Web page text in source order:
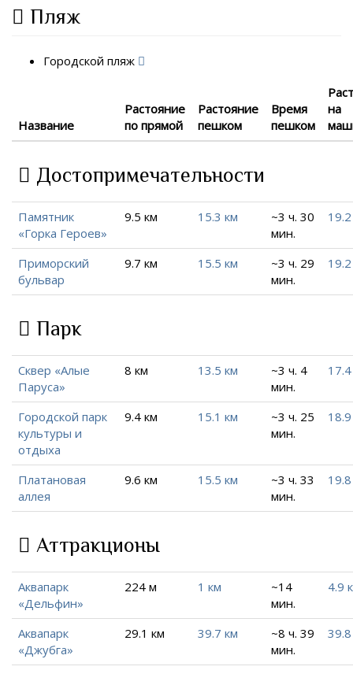
Пляж
Городской пляж
Название
Растояние
по прямой
Растояние
пешком
Время
пешком
на
Достопримечательности
Памятник
«Горка Героев»
9.5 км 15.3 км
~3 ч. 30
мин.
Приморский
бульвар
9.7 км 15.5 км
~3 ч. 29
мин.
Парк
Сквер «Алые
Паруса»
8 км 13.5 км
~3 ч. 4
мин.
Городской парк
культуры и
отдыха
9.4 км 15.1 км
~3 ч. 25
мин.
Платановая
аллея
9.6 км 15.5 км
~3 ч. 33
мин.
Аттракционы
Аквапарк
«Дельфин»
224 м 1 км
~14
мин.
4.9
Аквапарк
«Джубга»
29.1 км 39.7 км
~8 ч. 39
мин.